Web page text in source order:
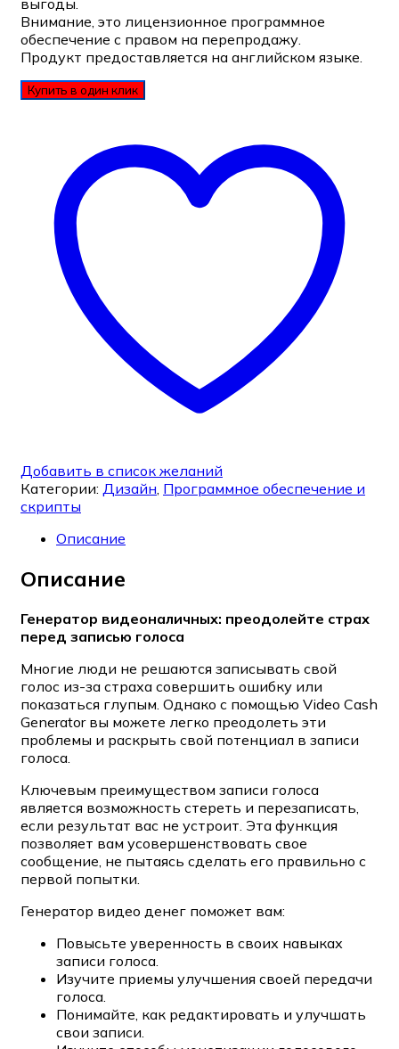
выгоды.
Внимание, это лицензионное программное
обеспечение с правом на перепродажу.
Продукт предоставляется на английском языке.
Купить в один клик
Добавить в список желаний
Категории: Дизайн, Программное обеспечение и
скрипты
Описание
Описание
Генератор видеоналичных: преодолейте страх
перед записью голоса
Многие люди не решаются записывать свой
голос из-за страха совершить ошибку или
показаться глупым. Однако с помощью Video Cash
Generator вы можете легко преодолеть эти
проблемы и раскрыть свой потенциал в записи
голоса.
Ключевым преимуществом записи голоса
является возможность стереть и перезаписать,
если результат вас не устроит. Эта функция
позволяет вам усовершенствовать свое
сообщение, не пытаясь сделать его правильно с
первой попытки.
Генератор видео денег поможет вам:
Повысьте уверенность в своих навыках
записи голоса.
Изучите приемы улучшения своей передачи
голоса.
Понимайте, как редактировать и улучшать
свои записи.